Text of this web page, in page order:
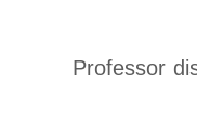
Professor